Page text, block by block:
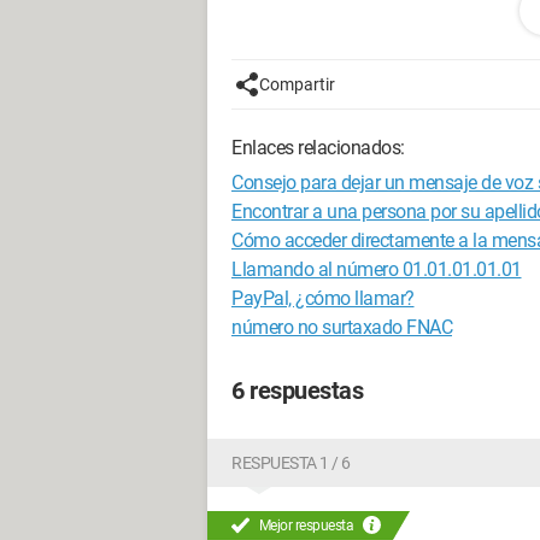
Por ejemplo: El número de Direct
Visite este sitio:
Luego haga clic en "enviar" y obtendrá
No todos los números son aún
Así que, tal vez podrá hablar durante
un céntimo más.
Compartir
Enlaces relacionados:
Consejo para dejar un mensaje de voz
Encontrar a una persona por su
Cómo acceder directamente a la
Llamando al número 01.01.01.01.01
PayPal, ¿cómo llamar?
número no surtaxado FNAC
6 respuestas
RESPUESTA 1 / 6
Mejor respuesta